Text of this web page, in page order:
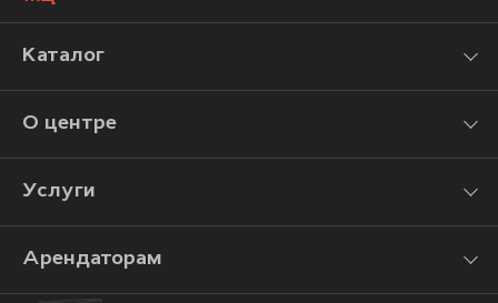
Каталог
О центре
Услуги
Арендаторам